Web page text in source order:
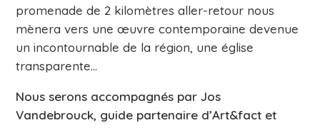
promenade de 2 kilomètres aller-retour nous
mènera vers une œuvre contemporaine devenue
un incontournable de la région, une église
transparente…
Nous serons accompagnés par Jos
Vandebrouck, guide partenaire d’Art&fact et